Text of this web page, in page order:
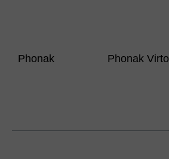
Phonak Phonak Virto